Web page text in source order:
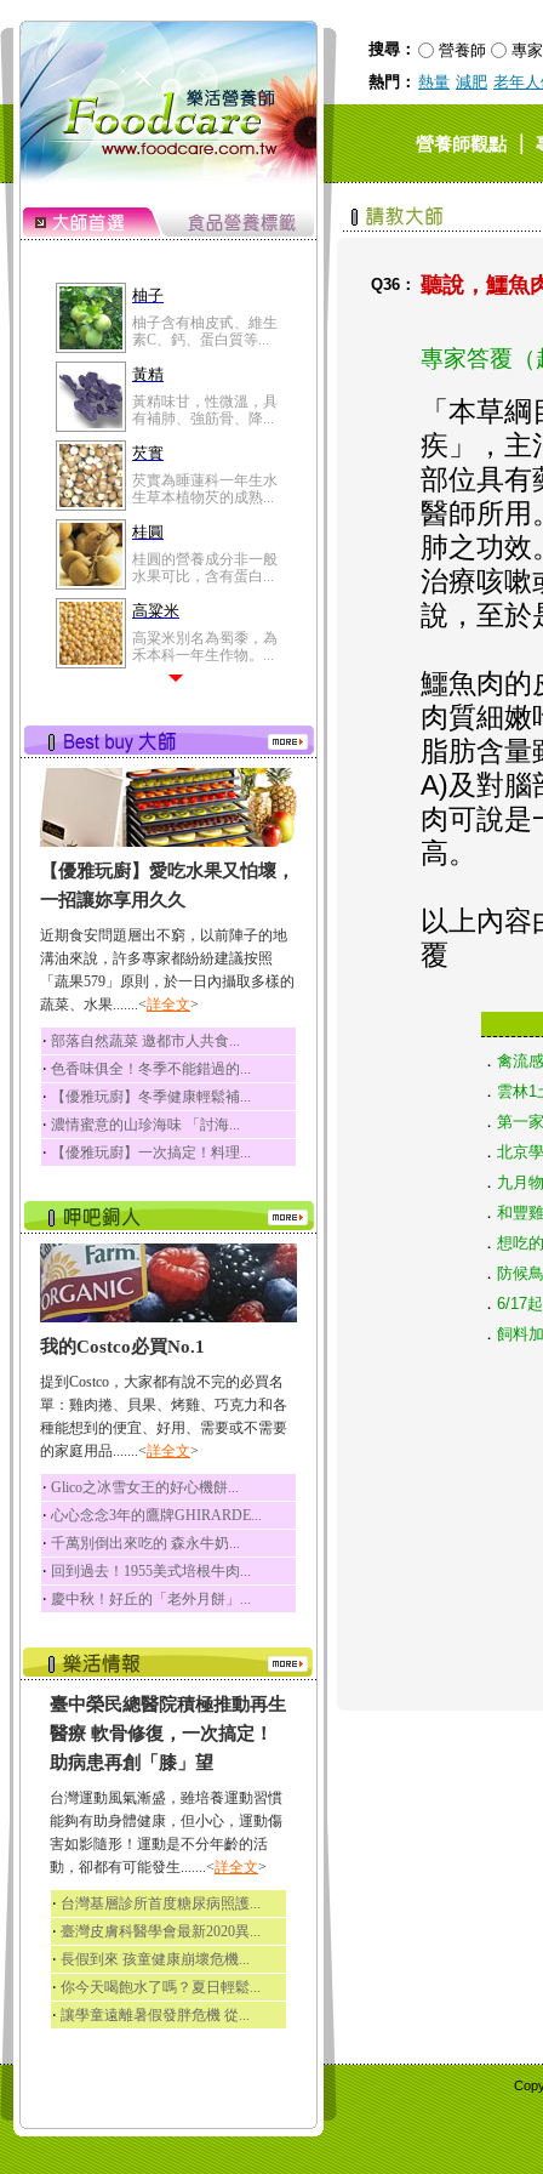
搜尋： 營養師
專家
熱門： 熱量 減肥 老年
營養師觀點｜
柚子
柚子含有柚皮甙、維生
素C、鈣、蛋白質等...
黃精
黃精味甘，性微溫，具
有補肺、強筋骨、降...
芡實
芡實為睡蓮科一年生水
生草本植物芡的成熟...
桂圓
桂圓的營養成分非一般
水果可比，含有蛋白...
高粱米
高粱米別名為蜀黍，為
禾本科一年生作物。...
有蛋白質、脂肪、磷...
鮪魚
鮪魚肚肉中的不飽和脂
肪酸內富含EPA和DH...
韭菜
韭菜所含的膳食纖維能
幫助消化與通便；揮...
冬瓜
冬瓜營養價值高，鈉含
量極低是水腫病人的...
豆豉
豆豉裡頭含有營養的蛋
白質、脂肪、鈣、磷...
榛果
榛果裡所含的營養素有
蛋白質、脂肪、醣類...
迷迭香
酸、迷迭香酸、植物...
咖啡
咖啡中的咖啡因會刺激
中樞神經系統，特別...
椰子
椰子含有糖類、脂肪、
荔枝
荔枝性質溫和所含的營
養素有醣類、檸檬酸...
五味子
五味子性質溫熱所含營
養成分有揮發油、檸...
草魚
草魚含有維生素A、維生
素C、及豐富的蛋白...
【優雅玩廚】愛吃水果又怕壞，
一招讓妳享用久久
近期食安問題層出不窮，以前陣子的地
溝油來說，許多專家都紛紛建議按照
「蔬果579」原則，於一日內攝取多樣的
蔬菜、水果.......<詳全文>
‧ 部落自然蔬菜 邀都市人共食...
‧ 色香味俱全！冬季不能錯過的...
‧ 【優雅玩廚】冬季健康輕鬆補...
‧ 濃情蜜意的山珍海味 「討海...
‧ 【優雅玩廚】一次搞定！料理...
我的Costco必買No.1
提到Costco，大家都有說不完的必買名
單：雞肉捲、貝果、烤雞、巧克力和各
種能想到的便宜、好用、需要或不需要
的家庭用品.......<詳全文>
‧ Glico之冰雪女王的好心機餅...
‧ 心心念念3年的鷹牌GHIRARDE...
‧ 千萬別倒出來吃的 森永牛奶...
‧ 回到過去！1955美式培根牛肉...
‧ 慶中秋！好丘的「老外月餅」...
臺中榮民總醫院積極推動再生
醫療 軟骨修復，一次搞定！
助病患再創「膝」望
台灣運動風氣漸盛，雖培養運動習慣
能夠有助身體健康，但小心，運動傷
害如影隨形！運動是不分年齡的活
動，卻都有可能發生.......<詳全文>
‧ 台灣基層診所首度糖尿病照護...
‧ 臺灣皮膚科醫學會最新2020異...
‧ 長假到來 孩童健康崩壞危機...
‧ 你今天喝飽水了嗎？夏日輕鬆...
‧ 讓學童遠離暑假發胖危機 從...
Q36： 聽說，鱷魚
專家答覆（
「本草
疾」，主
部位具有
醫師所用
肺之功效
治療咳嗽
說，至於
鱷魚肉的
肉質細嫩
脂肪含量
A)及對腦
肉可說是
高。
以上內
覆
． 禽流
． 雲林1
． 第一
． 北京
． 九月
． 和豐
． 想吃
． 防候
． 6/17
． 飼料